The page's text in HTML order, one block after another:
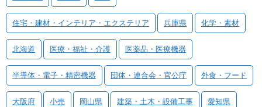
住宅・建材・インテリア・エクステリア 兵庫県 化学・素材
北海道 医療・福祉・介護 医薬品・医療機器
半導体・電子・精密機器 団体・連合会・官公庁 外食・フード
大阪府 小売 岡山県 建築・土木・設備工事 愛知県